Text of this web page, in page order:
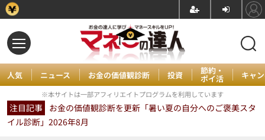
人気 ニュース お金の価値観診断 投資 節約・
ポイ活 キャ
※本サイトは一部アフィリエイトプログラムを利用しています
注目記事 お金の価値観診断を更新「暑い夏の自分へのご褒美スタ
イル診断」2026年8月